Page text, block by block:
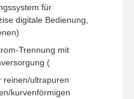
für
digitale Bedienung,
Trennung mit
(
reinen/ultrapuren
kurvenförmigen